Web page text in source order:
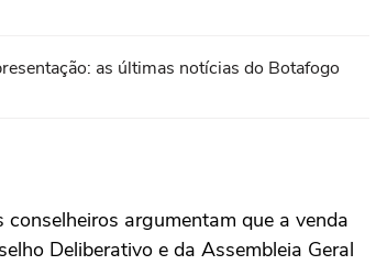
as últimas notícias do Botafogo
argumentam que a venda
Deliberativo e da Assembleia Geral